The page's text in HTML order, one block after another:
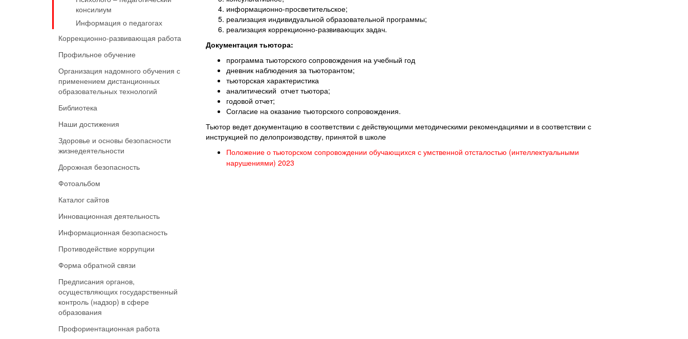
консилиум
Информация о педагогах
Коррекционно-развивающая работа
Профильное обучение
Организация надомного обучения с
применением дистанционных
образовательных технологий
Библиотека
Наши достижения
Здоровье и основы безопасности
жизнедеятельности
Дорожная безопасность
Фотоальбом
Каталог сайтов
Инновационная деятельность
Информационная безопасность
Противодействие коррупции
Форма обратной связи
Предписания органов,
осуществляющих государственный
контроль (надзор) в сфере
образования
Профориентационная работа
информационно-просветительское;
реализация индивидуальной образовательной программы;
реализация коррекционно-развивающих задач.
Документация тьютора:
программа тьюторского сопровождения на учебный год
дневник наблюдения за тьюторантом;
тьюторская характеристика
аналитический отчет тьютора;
годовой отчет;
Согласие на оказание тьюторского сопровождения.
Тьютор ведет документацию в соответствии с действующими методическими рекомендациями и в соответствии с
инструкцией по делопроизводству, принятой в школе
Положение о тьюторском сопровождении обучающихся с умственной отсталостью (интеллектуальными
нарушениями) 2023